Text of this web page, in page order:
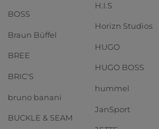
BOSS
Braun Büffel
BREE
BRIC'S
bruno banani
BUCKLE & SEAM
H.I.S
Horizn Studios
HUGO
HUGO BOSS
hummel
JanSport